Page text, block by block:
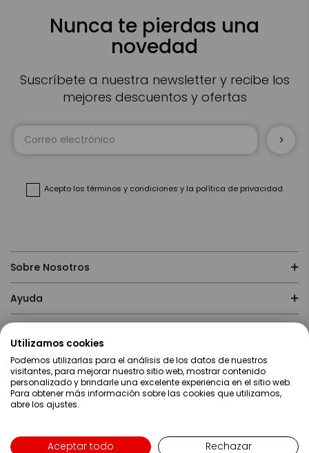
Nunca te pierdas una
novedad
Suscríbete a nuestra newsletter y recibe los
mejores descuentos y ofertas
Acepto los términos y condiciones y la política de privacidad
Sobre Nosotros
Ayuda
Contacto
Utilizamos cookies
Podemos utilizarlas para el análisis de los datos de nuestros
visitantes, para mejorar nuestro sitio web, mostrar contenido
personalizado y brindarle una excelente experiencia en el sitio web.
Para obtener más información sobre las cookies que utilizamos,
abre los ajustes.
Aceptar todo Rechazar